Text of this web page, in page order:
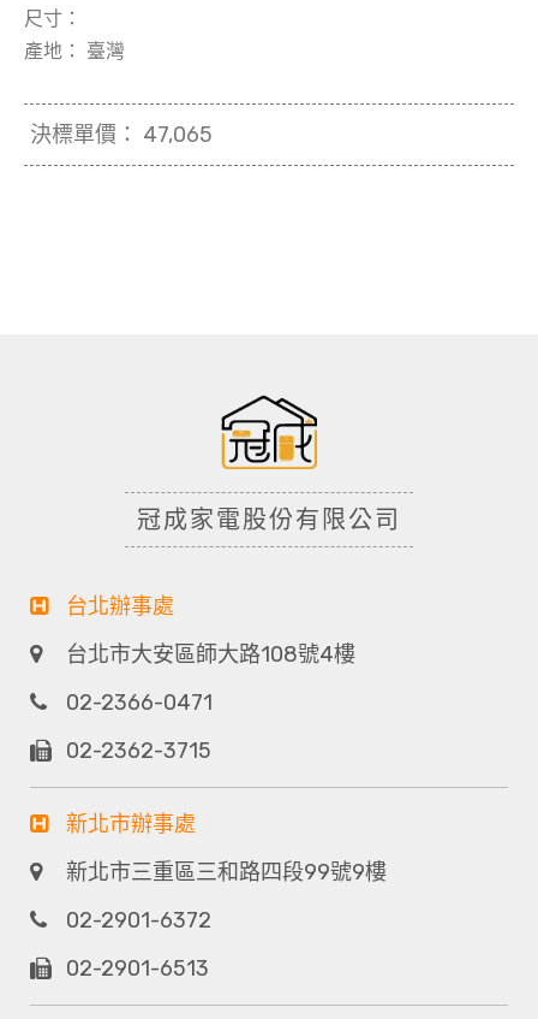
尺寸：
產地：
臺灣
決標單價： 47,065
冠成家電股份有限公司
台北辦事處
台北市大安區師大路108號4樓
02-2366-0471
02-2362-3715
新北市辦事處
新北市三重區三和路四段99號9樓
02-2901-6372
02-2901-6513